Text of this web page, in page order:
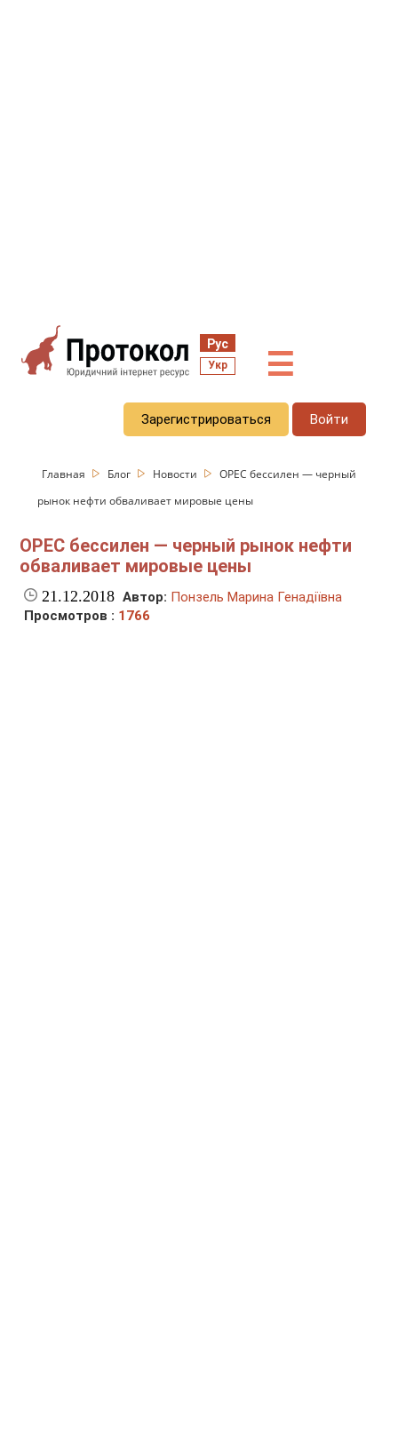
Рус
Укр ☰
Зарегистрироваться Войти
Главная Блог Новости
OPEC бессилен — черный
рынок нефти обваливает мировые цены
OPEC бессилен — черный рынок нефти
обваливает мировые цены
21.12.2018 Автор: Понзель Марина Генадіївна
Просмотров : 1766